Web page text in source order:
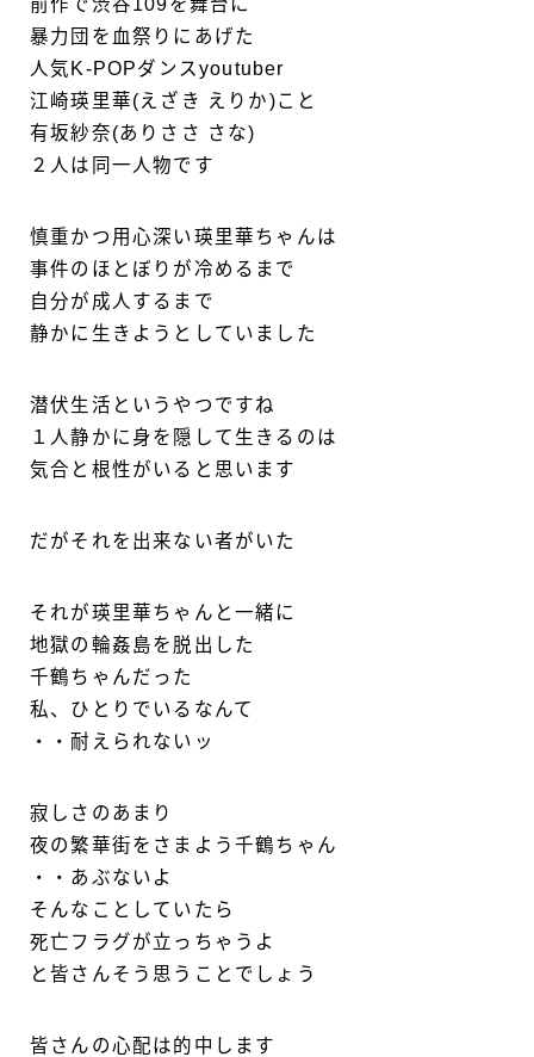
暴力団を血祭りにあげた
人気K-POPダンスyoutuber
江崎瑛里華(えざき えりか)こと
有坂紗奈(ありささ さな)
２人は同一人物です
慎重かつ用心深い瑛里華ちゃんは
事件のほとぼりが冷めるまで
自分が成人するまで
静かに生きようとしていました
潜伏生活というやつですね
１人静かに身を隠して生きるのは
気合と根性がいると思います
だがそれを出来ない者がいた
それが瑛里華ちゃんと一緒に
地獄の輪姦島を脱出した
千鶴ちゃんだった
私、ひとりでいるなんて
・・耐えられないッ
寂しさのあまり
夜の繁華街をさまよう千鶴ちゃん
・・あぶないよ
そんなことしていたら
死亡フラグが立っちゃうよ
と皆さんそう思うことでしょう
皆さんの心配は的中します